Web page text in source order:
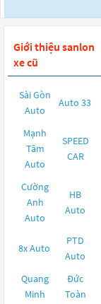
Giới thiệu sanlon
xe cũ
Sài Gòn
Auto
Auto 33
Mạnh
Tâm
Auto
SPEED
CAR
Cường
Anh
Auto
HB
Auto
8x Auto
PTD
Auto
Quang
Minh
Đức
Toàn